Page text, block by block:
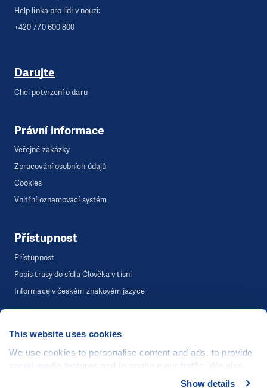
This website uses cookies
We use cookies to personalise content and ads, to provide
social media features and to analyse our traffic. We also
share information about your use of our site with our social
Show details
Help linka pro lidi v nouzi:
+420 770 600 800
Darujte
Chci potvrzení o daru
Právní informace
Veřejné zakázky
Zpracování osobních údajů
Cookies
Vnitřní oznamovací systém
Přístupnost
Přístupnost
Popis trasy do sídla Člověka v tísni
Informace v českém znakovém jazyce
©Člověk v tísni, o.p.s. , Šafaříkova 635/24, 120 00 Praha 2
Webová stránka běží na bezplatně poskytnutém server hostingu od
CZECHIA.COM